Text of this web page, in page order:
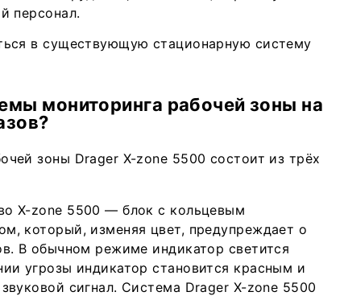
персонал.
в существующую стационарную систему
мониторинга рабочей зоны на
зоны Drager X-zone 5500 состоит из трёх
X-zone 5500 — блок с кольцевым
который, изменяя цвет, предупреждает о
В обычном режиме индикатор светится
угрозы индикатор становится красным и
сигнал. Система Drager X-zone 5500